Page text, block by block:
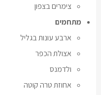
צימרים בצפון
מתחמים
ארבע עונות בגליל
אצולת הכפר
ולדמנס
אחוזת טרה קוטה